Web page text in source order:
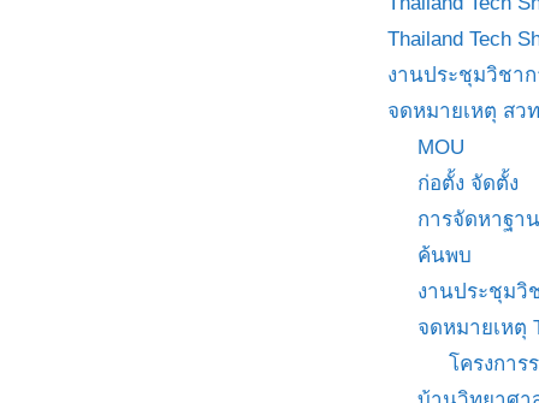
Thailand Tech
งานประชุมวิชา
จดหมายเหตุ สว
MOU
ก่อตั้ง จัดตั้ง
การจัดหาฐา
ค้นพบ
งานประชุมวิ
จดหมายเหตุ
โครงกา